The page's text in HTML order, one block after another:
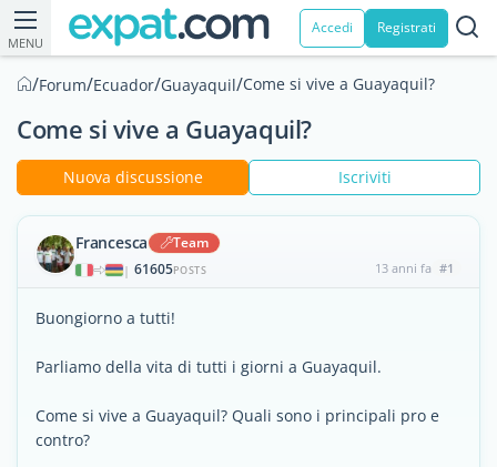
MENU
Accedi Registrati
/Forum/Ecuador/Guayaquil/Come si vive a Guayaquil?
Come si vive a Guayaquil?
Nuova discussione Iscriviti
Francesca Team
| 61605POSTS 13 anni fa #1
Buongiorno a tutti!
Parliamo della vita di tutti i giorni a Guayaquil.
Come si vive a Guayaquil? Quali sono i principali pro e
contro?